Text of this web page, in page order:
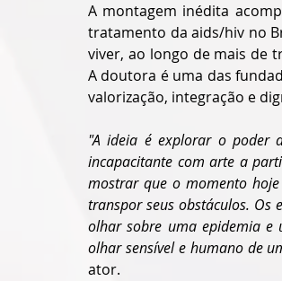
A montagem inédita
tratamento da aids/hiv no
viver, ao longo de mais de
A doutora é uma das
valorização, integração e
"A ideia é explorar o poder
incapacitante com arte a
mostrar que o momento
transpor seus obstáculos. Os
olhar sobre uma epidemia e
olhar sensível e humano de
ator.